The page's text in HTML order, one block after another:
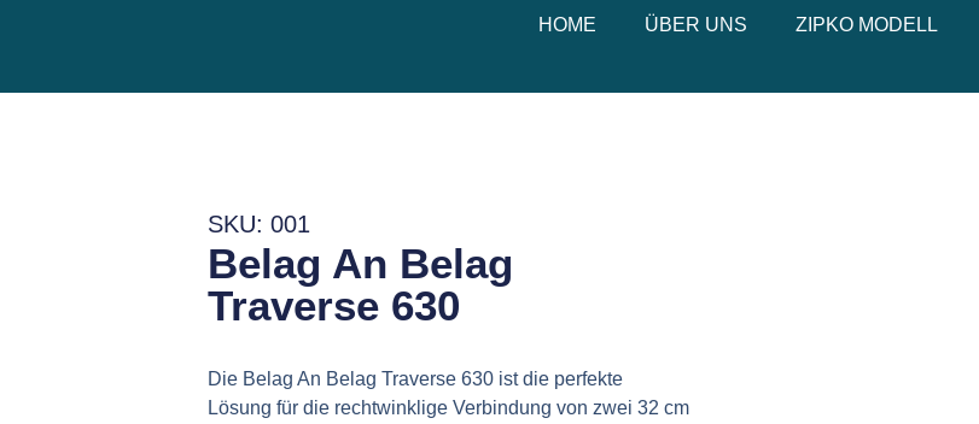
HOME ÜBER UNS ZIPKO MODELL
SKU: 001
Belag An Belag
Traverse 630
Die Belag An Belag Traverse 630 ist die perfekte
Lösung für die rechtwinklige Verbindung von zwei 32 cm